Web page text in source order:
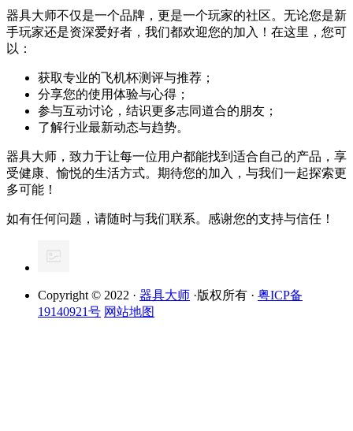
器具大师不仅是一个品牌，更是一个玩家的社区。无论您是新
手玩家还是资深爱好者，我们都欢迎您的加入！在这里，您可
以：
获取专业的飞机杯测评与推荐；
分享您的使用体验与心得；
参与互动讨论，结识更多志同道合的朋友；
了解行业最新动态与趋势。
器具大师，致力于让每一位用户都能找到适合自己的产品，享
受健康、愉悦的生活方式。期待您的加入，与我们一起探索更
多可能！
如有任何问题，请随时与我们联系。感谢您的支持与信任！
Copyright © 2022 · 器具大师 ·版权所有 · 粤ICP备
19140921号 网站地图